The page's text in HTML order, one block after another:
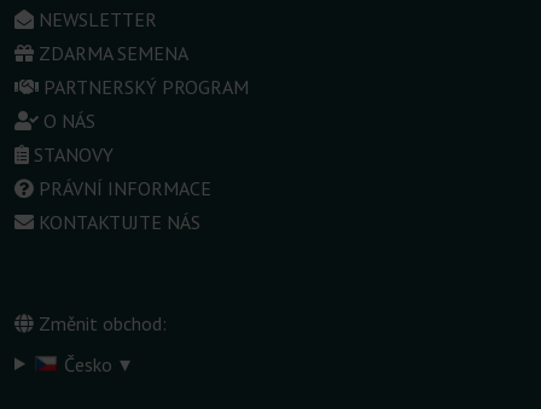
NEWSLETTER
ZDARMA SEMENA
PARTNERSKÝ PROGRAM
O NÁS
STANOVY
PRÁVNÍ INFORMACE
KONTAKTUJTE NÁS
Změnit obchod:
Česko ▾